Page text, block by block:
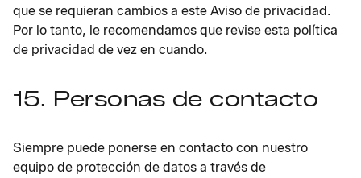
que se requieran cambios a este Aviso de privacidad.
Por lo tanto, le recomendamos que revise esta política
de privacidad de vez en cuando.
15. Personas de contacto
Siempre puede ponerse en contacto con nuestro
equipo de protección de datos a través de